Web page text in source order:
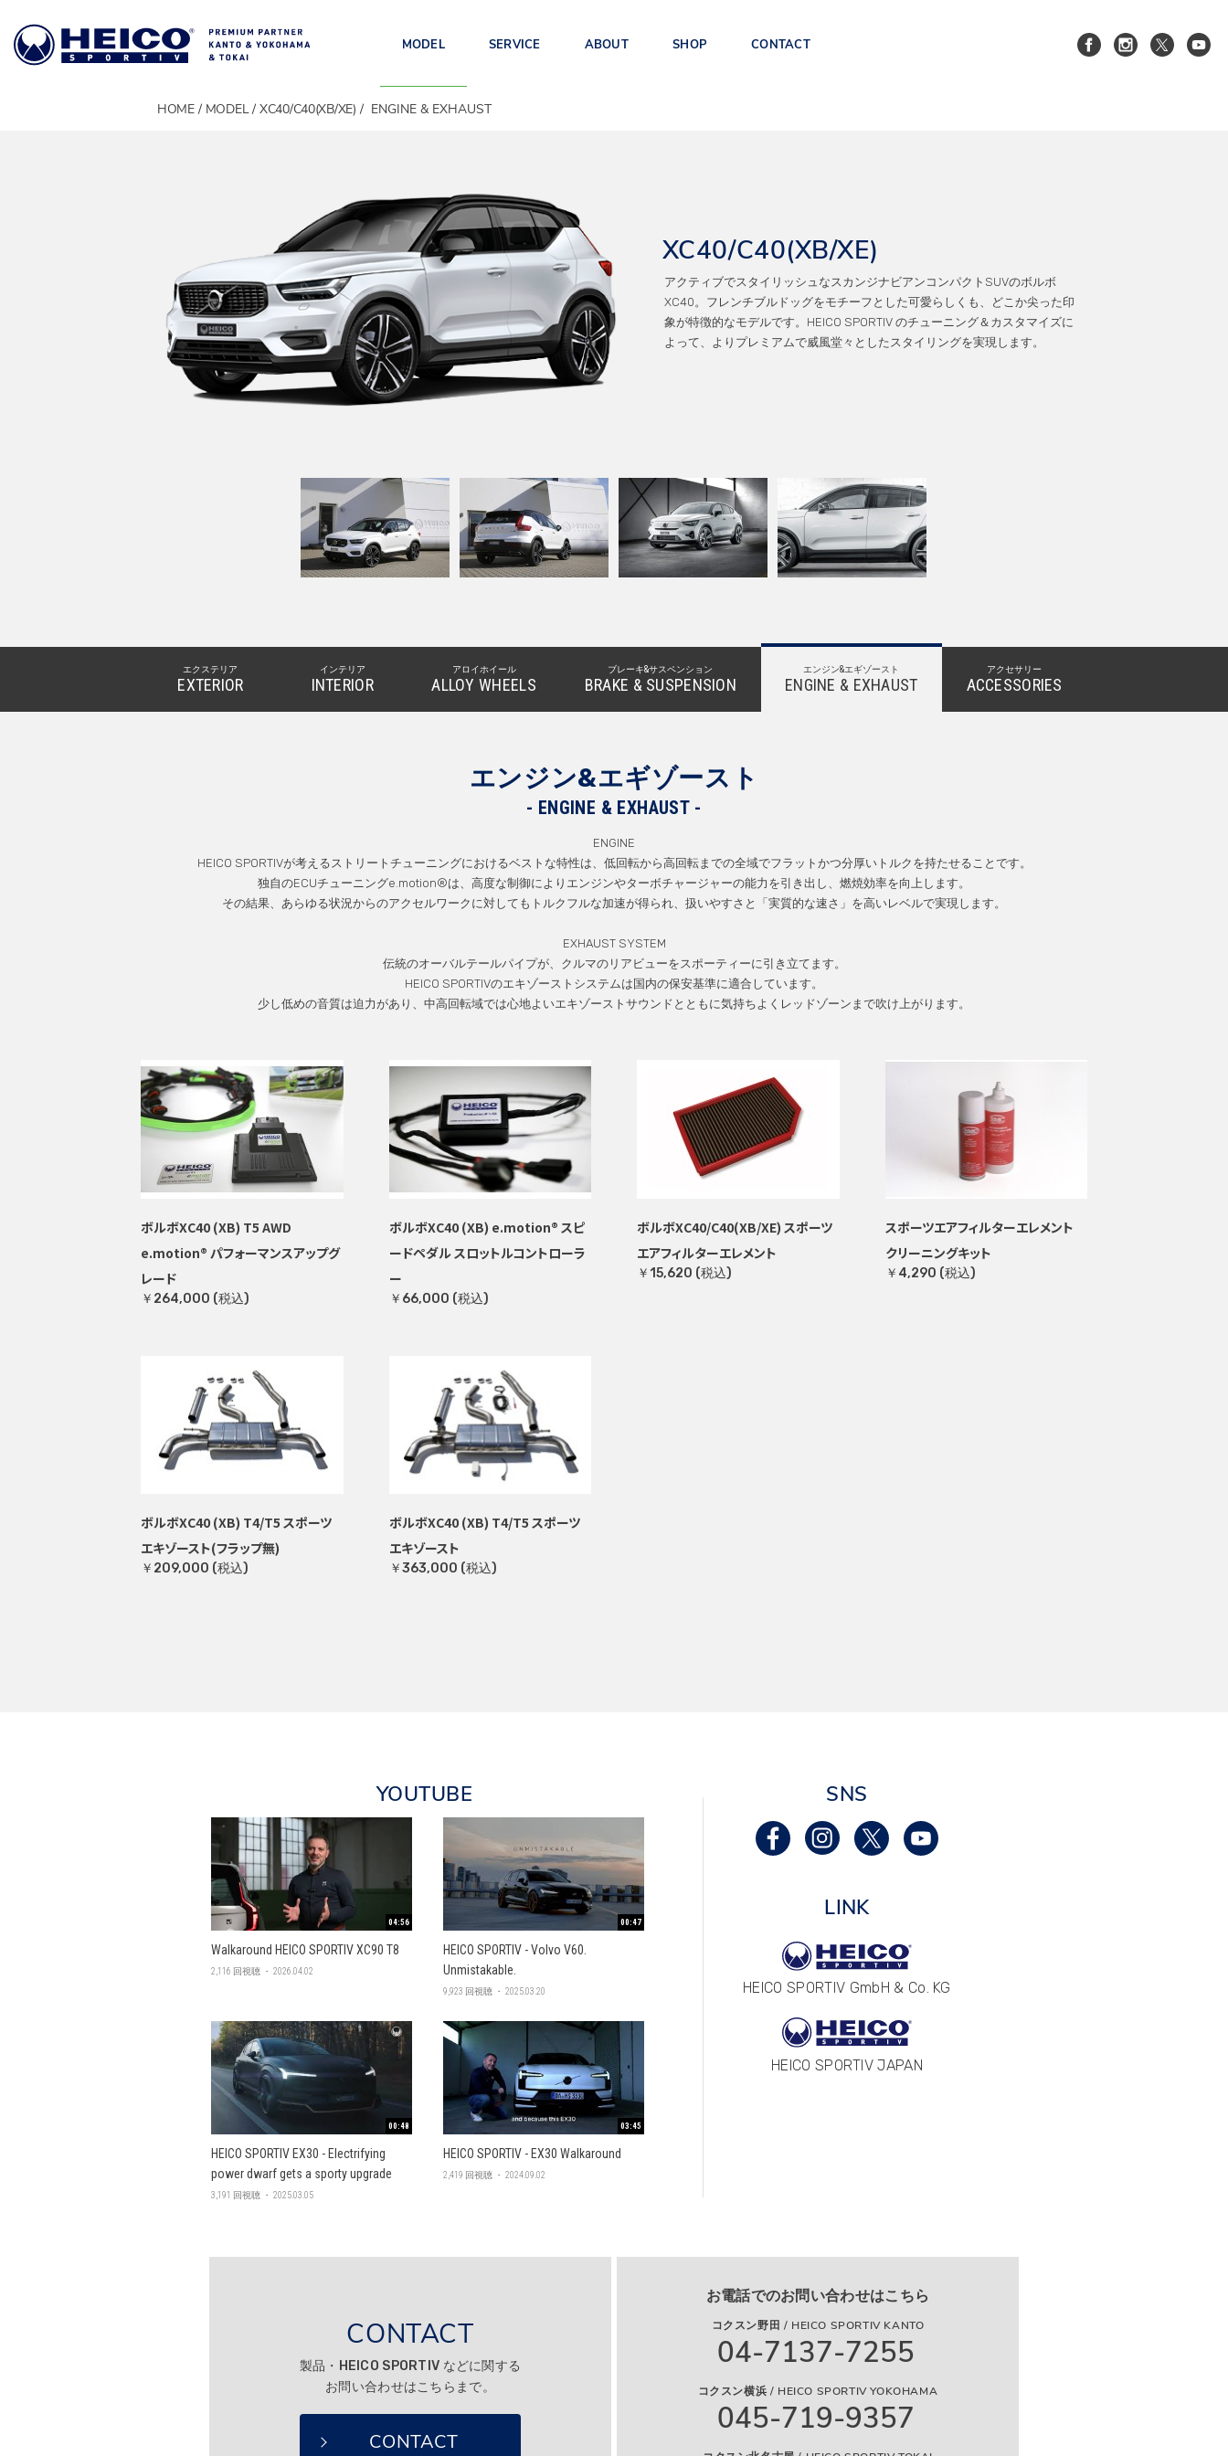
MODEL
EX90(TE) ES90(1E)
XC60(UB/UD) XC40/C40(XB/XE)
S90/V90/
V90CC(PB/PD)
S60/V60/V60CC(
ZB)
MD)
MODELS
SERVICE ABOUT SHOP CONTACT
HOME MODEL XC40/C40(XB/XE) ENGINE & EXHAUST
XC40/C40(XB/XE)
アクティブでスタイリッシュなスカンジナビアンコンパクトSUVのボルボ
XC40。フレンチブルドッグをモチーフとした可愛らしくも、どこか尖った印
象が特徴的なモデルです。HEICO SPORTIV のチューニング＆カスタマイズに
よって、よりプレミアムで威風堂々としたスタイリングを実現します。
エクステリア
EXTERIOR
インテリア
INTERIOR
アロイホイール
ALLOY WHEELS
ブレーキ&サスペンション
BRAKE & SUSPENSION
エンジン&エギゾースト
ENGINE & EXHAUST
アクセサリー
ACCESSORIES
エンジン&エギゾースト
ENGINE & EXHAUST
ENGINE
HEICO SPORTIVが考えるストリートチューニングにおけるベストな特性は、低回転から高回転までの全域でフラットかつ分厚いトルクを持たせることです。
独自のECUチューニングe.motion®は、高度な制御によりエンジンやターボチャージャーの能力を引き出し、燃焼効率を向上します。
その結果、あらゆる状況からのアクセルワークに対してもトルクフルな加速が得られ、扱いやすさと「実質的な速さ」を高いレベルで実現します。
EXHAUST SYSTEM
伝統のオーバルテールパイプが、クルマのリアビューをスポーティーに引き立てます。
HEICO SPORTIVのエキゾーストシステムは国内の保安基準に適合しています。
少し低めの音質は迫力があり、中高回転域では心地よいエキゾーストサウンドとともに気持ちよくレッドゾーンまで吹け上がります。
ボルボXC40 (XB) T5 AWD
e.motion® パフォーマンスアップグ
レード
￥264,000 (税込)
ボルボXC40 (XB) e.motion® スピ
ードペダル スロットルコントローラ
ー
￥66,000 (税込)
ボルボXC40/C40(XB/XE) スポーツ
エアフィルターエレメント
￥15,620 (税込)
スポーツエアフィルターエレメント
クリーニングキット
￥4,290 (税込)
ボルボXC40 (XB) T4/T5 スポーツ
エキゾースト(フラップ無)
￥209,000 (税込)
ボルボXC40 (XB) T4/T5 スポーツ
エキゾースト
￥363,000 (税込)
YOUTUBE
04:56
Walkaround HEICO SPORTIV XC90 T8
2,116 回視聴 ・ 2026.04.02
00:47
HEICO SPORTIV - Volvo V60.
Unmistakable.
9,923 回視聴 ・ 2025.03.20
00:48
HEICO SPORTIV EX30 - Electrifying
power dwarf gets a sporty upgrade
3,191 回視聴 ・ 2025.03.05
03:45
HEICO SPORTIV - EX30 Walkaround
2,419 回視聴 ・ 2024.09.02
SNS
LINK
HEICO SPORTIV GmbH & Co. KG
HEICO SPORTIV JAPAN
CONTACT
製品・HEICO SPORTIV などに関する
お問い合わせはこちらまで。
CONTACT
お電話でのお問い合わせはこちら
コクスン野田 / HEICO SPORTIV KANTO
04-7137-7255
コクスン横浜 / HEICO SPORTIV YOKOHAMA
045-719-9357